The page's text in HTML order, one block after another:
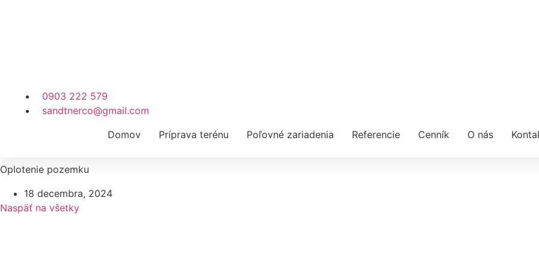
0903 222 579
sandtnerco@gmail.com
Domov
Príprava terénu Poľovné zariadenia Referencie Cenník O nás
Oplotenie pozemku
18 decembra, 2024
Naspäť na všetky